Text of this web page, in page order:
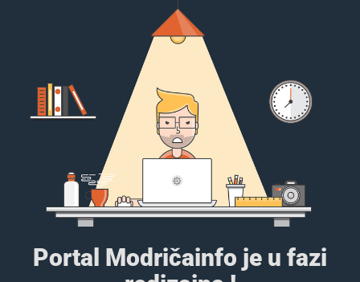
Portal Modričainfo je u fazi